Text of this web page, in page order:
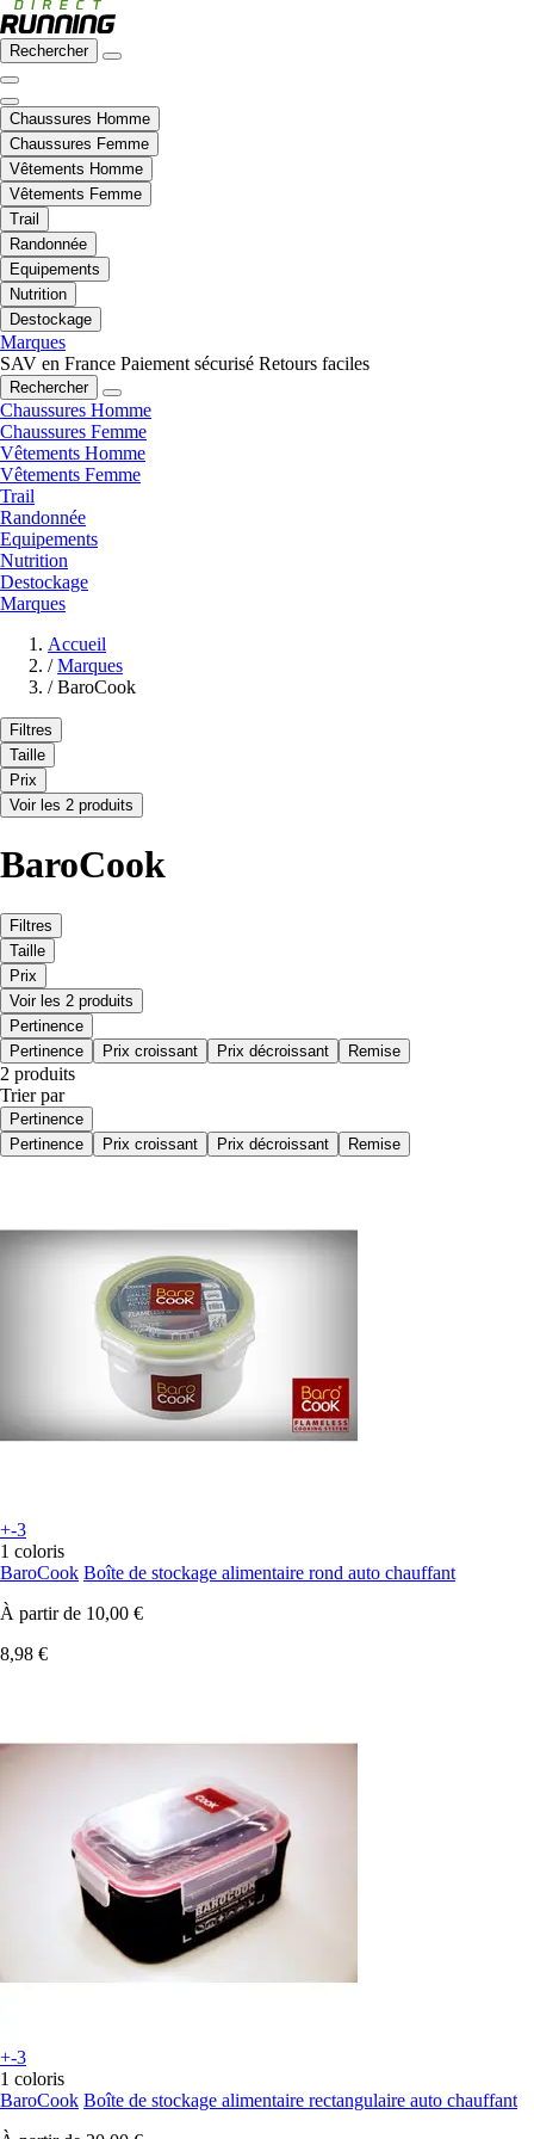
Rechercher
Chaussures Homme
Chaussures Femme
Vêtements Homme
Vêtements Femme
Trail
Randonnée
Equipements
Nutrition
Destockage
Marques
SAV en France Paiement sécurisé Retours faciles
Rechercher
Chaussures Homme
Chaussures Femme
Vêtements Homme
Vêtements Femme
Trail
Randonnée
Equipements
Nutrition
Destockage
Marques
Accueil
/ Marques
/ BaroCook
Filtres
Taille
Prix
Voir les 2 produits
BaroCook
Filtres
Taille
Prix
Voir les 2 produits
Pertinence
Pertinence
Prix croissant Prix décroissant Remise
2 produits
Trier par
Pertinence
Pertinence
Prix croissant Prix décroissant Remise
+-3
1 coloris
BaroCook Boîte de stockage alimentaire rond auto chauffant
À partir de 10,00 €
8,98 €
+-3
1 coloris
BaroCook Boîte de stockage alimentaire rectangulaire auto chauffant